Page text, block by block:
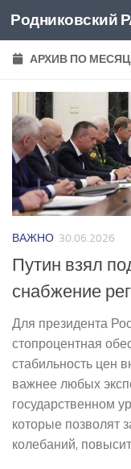
Перейти к
Родниковский
АРХИВ ПО
ВАЖНО 30.06.2026
Путин взял
снабжение
Для президента
стопроцентная
стабильность цен
важнее любых
государственном
которые позволят
колебаний,